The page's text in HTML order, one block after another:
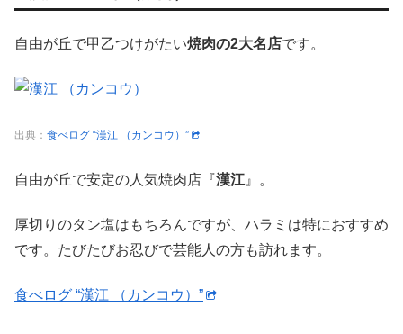
自由が丘で甲乙つけがたい焼肉の2大名店です。
出典： 食べログ “漢江 （カンコウ）”
自由が丘で安定の人気焼肉店『漢江 』。
厚切りのタン塩はもちろんですが、ハラミは特におすすめ
です。たびたびお忍びで芸能人の方も訪れます。
食べログ “漢江 （カンコウ）”